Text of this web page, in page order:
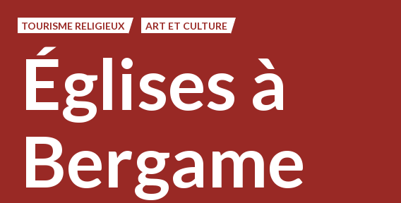
TOURISME RELIGIEUX ART ET CULTURE
Églises à
Bergame